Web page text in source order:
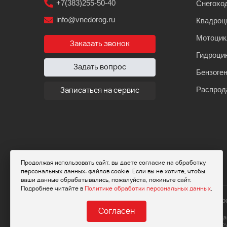
Продолжая использовать сайт, вы даете согласие на обработку
персональных данных: файлов cookie. Если вы не хотите, чтобы
ваши данные обрабатывались, пожалуйста, покиньте сайт.
Подробнее читайте в
Политике обработки персональных данных
Согласен
+7(383)255-50-40
info@vnedorog.ru
Заказать звонок
Задать вопрос
Записаться на сервис
© 2026
Обращаем ваше внимание на то, что
определяемой положениями Статьи